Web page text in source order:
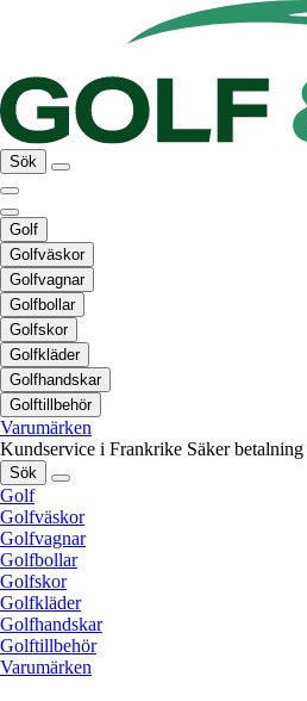
Sök
Golf
Golfväskor
Golfvagnar
Golfbollar
Golfskor
Golfkläder
Golfhandskar
Golftillbehör
Varumärken
Kundservice i Frankrike Säker betalning
Sök
Golf
Golfväskor
Golfvagnar
Golfbollar
Golfskor
Golfkläder
Golfhandskar
Golftillbehör
Varumärken